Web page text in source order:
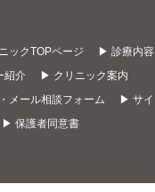
ックTOPページ ▶ 診療内容
紹介
▶ クリニック案内
メール相談フォーム
▶ サイ
▶ 保護者同意書